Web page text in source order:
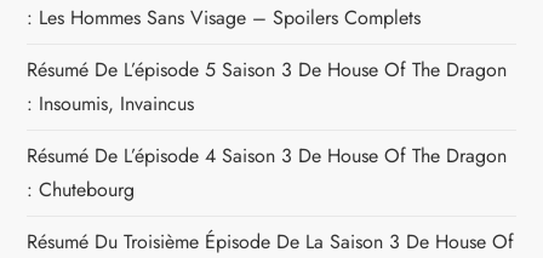
: Les Hommes Sans Visage – Spoilers Complets
Résumé De L’épisode 5 Saison 3 De House Of The Dragon
: Insoumis, Invaincus
Résumé De L’épisode 4 Saison 3 De House Of The Dragon
: Chutebourg
Résumé Du Troisième Épisode De La Saison 3 De House Of